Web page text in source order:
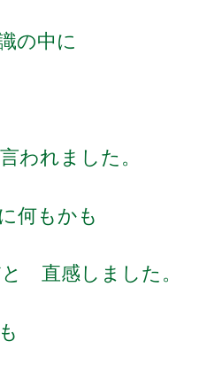
の中に
われました。
何もかも
直感しました。